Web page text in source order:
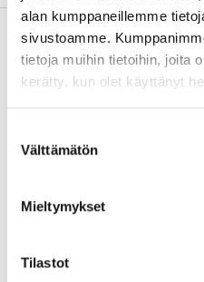
alan kumppaneillemme
sivustoamme.
tietoja muihin tietoihin, joita
kerätty, kun olet käyttänyt
valinta
Välttämätön
Mieltymykset
Tilastot
Köp
Andra